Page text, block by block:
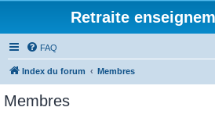
Retraite
FAQ
Index du forum Membres
Membres